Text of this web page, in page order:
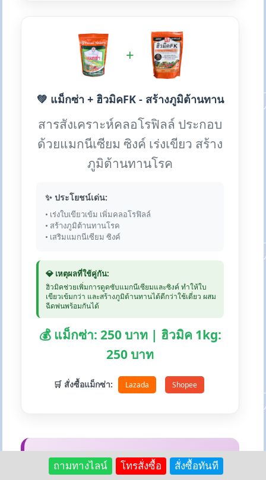
+
💚 แม็กซ่า + ฮิวมิคFK - สร้างภูมิต้านทาน
สารสังเคราะห์คลอโรฟิลล์ ประกอบ
ด้วยแมกนีเซียม ซิงค์ เร่งเขียว สร้าง
ภูมิต้านทานโรค
✨ ประโยชน์เด่น:
• เร่งใบเขียวเข้ม เพิ่มคลอโรฟิลล์
• สร้างภูมิต้านทานโรค
• เสริมแมกนีเซียม ซิงค์
💎 เหตุผลที่ใช้คู่กัน:
ฮิวมิคช่วยเพิ่มการดูดซับแมกนีเซียมและซิงค์ ทำให้ใบ
เขียวเข้มกว่า และสร้างภูมิต้านทานได้ดีกว่าใช้เดี่ยว ผสม
ฉีดพ่นพร้อมกันได้
💰 แม็กซ่า: 250 บาท | ฮิวมิค 1kg:
250 บาท
🛒 สั่งซื้อแม็กซ่า: Lazada Shopee
🎁 ขั้นตอนที่ 5: ชุดโปรโมชั่น
ถามทางไลน์ โทรสั่งซื้อ สั่งซื้อทันที